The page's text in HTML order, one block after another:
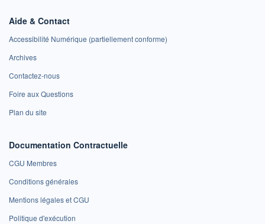
Aide & Contact
Accessibilité Numérique (partiellement conforme)
Archives
Contactez-nous
Foire aux Questions
Plan du site
Documentation Contractuelle
CGU Membres
Conditions générales
Mentions légales et CGU
Politique d'exécution